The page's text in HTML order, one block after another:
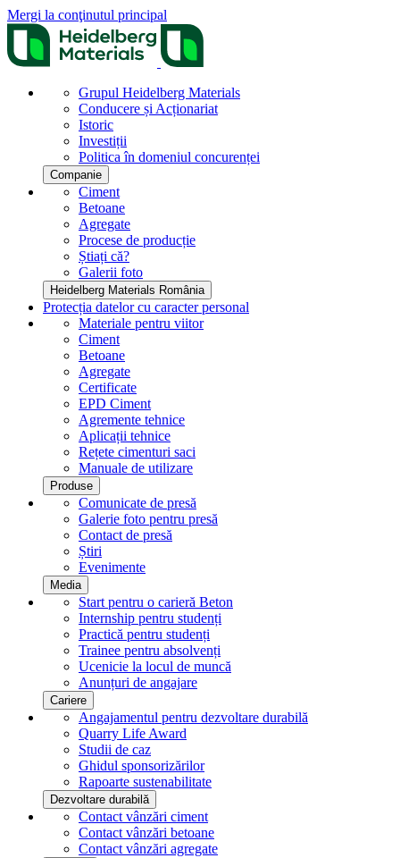
Mergi la conţinutul principal
Grupul Heidelberg Materials
Conducere și Acționariat
Istoric
Investiții
Politica în domeniul concurenței
Companie
Ciment
Betoane
Agregate
Procese de producție
Știați că?
Galerii foto
Heidelberg Materials România
Protecția datelor cu caracter personal
Materiale pentru viitor
Ciment
Betoane
Agregate
Certificate
EPD Ciment
Agremente tehnice
Aplicații tehnice
Rețete cimenturi saci
Manuale de utilizare
Produse
Comunicate de presă
Galerie foto pentru ​​​​​​​presă
Contact de presă
Știri
Evenimente
Media
Start pentru o carieră Beton
Internship pentru studenți
Practică pentru studenți
Trainee pentru absolvenți
Ucenicie la locul de muncă
Anunțuri de angajare
Cariere
Angajamentul pentru dezvoltare durabilă
Quarry Life Award
Studii de caz
Ghidul sponsorizărilor
Rapoarte sustenabilitate
Dezvoltare durabilă
Contact vânzări ciment
Contact vânzări betoane
Contact vânzări agregate